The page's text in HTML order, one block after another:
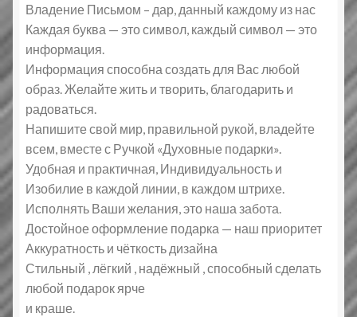
Владение Письмом – дар, данный каждому из нас
Каждая буква — это символ, каждый символ — это
информация.
Информация способна создать для Вас любой
образ. Желайте жить и творить, благодарить и
радоваться.
Напишите свой мир, правильной рукой, владейте
всем, вместе с Ручкой «Духовные подарки».
Удобная и практичная, Индивидуальность и
Изобилие в каждой линии, в каждом штрихе.
Исполнять Ваши желания, это наша забота.
Достойное оформление подарка — наш приоритет
Аккуратность и чёткость дизайна
Стильный , лёгкий , надёжный , способный сделать
любой подарок ярче
и краше.